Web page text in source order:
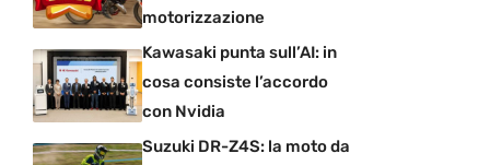
motorizzazione
Kawasaki punta sull’AI: in
cosa consiste l’accordo
con Nvidia
Suzuki DR-Z4S: la moto da